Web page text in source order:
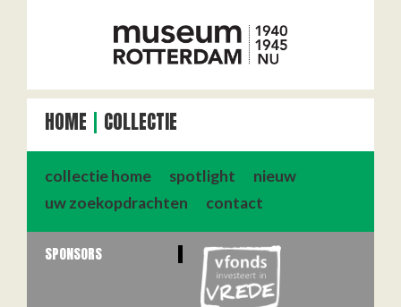
HOME COLLECTIE
collectie home spotlight
nieuw
uw zoekopdrachten
contact
SPONSORS